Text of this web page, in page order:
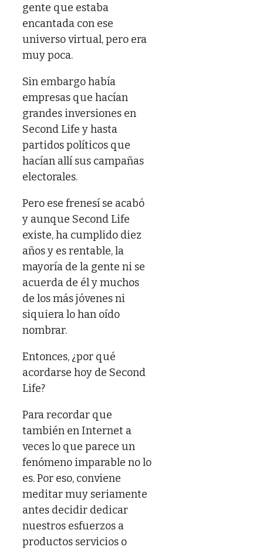
gente que estaba
encantada con ese
universo virtual, pero era
muy poca.
Sin embargo había
empresas que hacían
grandes inversiones en
Second Life y hasta
partidos políticos que
hacían allí sus campañas
electorales.
Pero ese frenesí se acabó
y aunque Second Life
existe, ha cumplido diez
años y es rentable, la
mayoría de la gente ni se
acuerda de él y muchos
de los más jóvenes ni
siquiera lo han oído
nombrar.
Entonces, ¿por qué
acordarse hoy de Second
Life?
Para recordar que
también en Internet a
veces lo que parece un
fenómeno imparable no lo
es. Por eso, conviene
meditar muy seriamente
antes decidir dedicar
nuestros esfuerzos a
productos servicios o